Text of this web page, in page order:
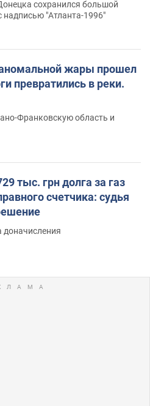
сохранился большой
надписью "Атланта-1996"
жары прошел
превратились в реки.
Франковскую область и
тыс. грн долга за газ
счетчика: судья
доначисления